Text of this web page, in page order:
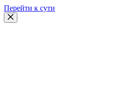
Перейти к сути